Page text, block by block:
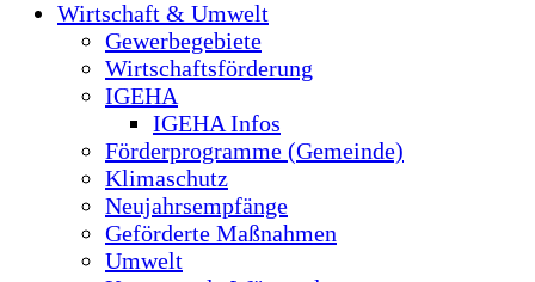
Wirtschaft & Umwelt
Gewerbegebiete
Wirtschaftsförderung
IGEHA
IGEHA Infos
Förderprogramme (Gemeinde)
Klimaschutz
Neujahrsempfänge
Geförderte Maßnahmen
Umwelt